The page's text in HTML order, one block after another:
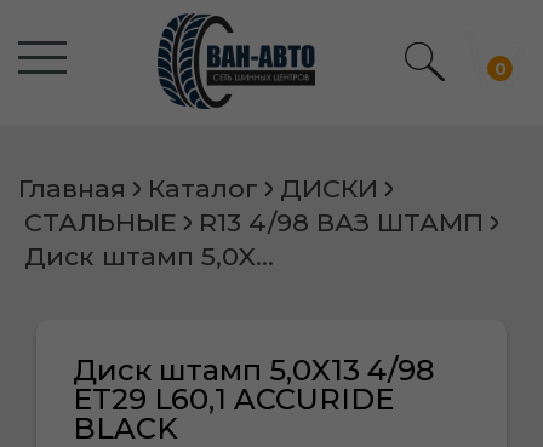
0
Главная Каталог
ДИСКИ
СТАЛЬНЫЕ
R13 4/98 ВАЗ ШТАМП
Диск штамп 5,0X13 4/98 ET29 L60,1 ACCURIDE BLACK
Диск штамп 5,0X13 4/98
ET29 L60,1 ACCURIDE
BLACK